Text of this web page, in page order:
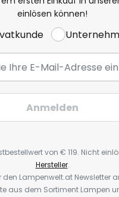
einlösen können!
Anmelden
von € 119. Nicht
Hersteller.
den Lampenwelt.at Newsletter
aus dem Sortiment Lampen